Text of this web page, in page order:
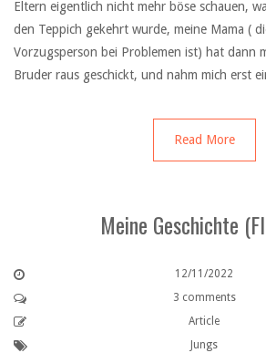
Eltern eigentlich nicht mehr böse schauen,
den Teppich gekehrt wurde, meine Mama (
Vorzugsperson bei Problemen ist) hat dann
Bruder raus geschickt, und nahm mich erst
Read More
Meine Geschichte
12/11/2022
3 comments
Article
Jungs